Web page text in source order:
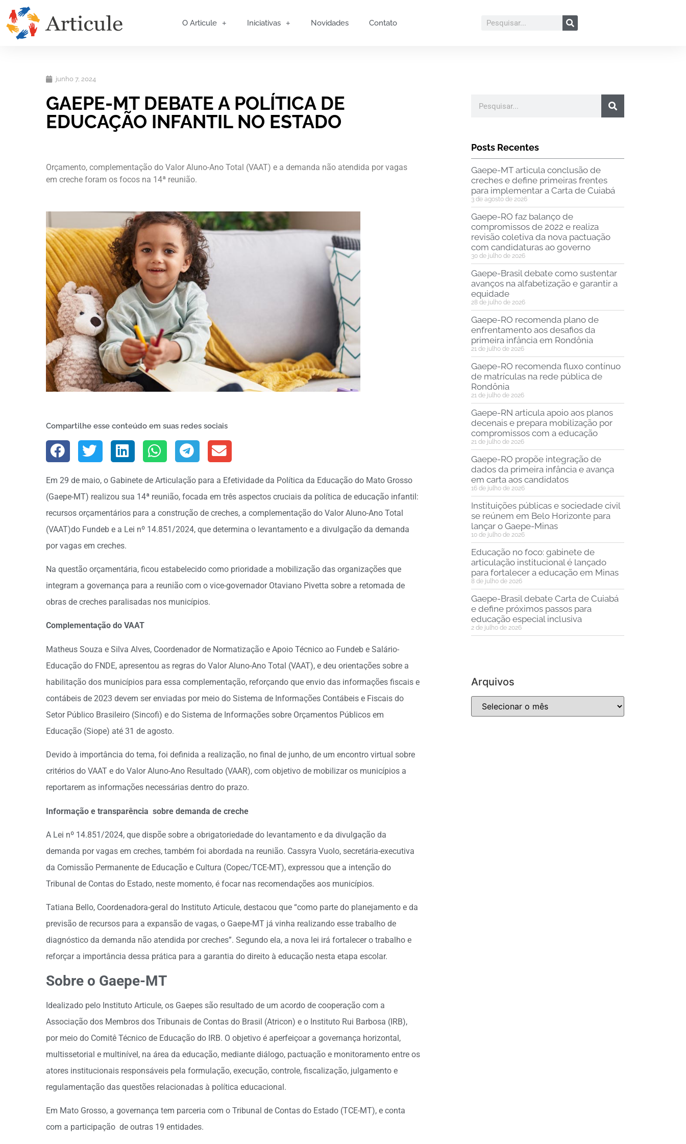
O Articule Iniciativas Novidades Contato
junho 7, 2024
GAEPE-MT DEBATE A POLÍTICA DE
EDUCAÇÃO INFANTIL NO ESTADO
Orçamento, complementação do Valor Aluno-Ano Total (VAAT) e a demanda não atendida por vagas
em creche foram os focos na 14ª reunião.
Compartilhe esse conteúdo em suas redes sociais
Em 29 de maio, o Gabinete de Articulação para a Efetividade da Política da Educação do Mato Grosso
(Gaepe-MT) realizou sua 14ª reunião, focada em três aspectos cruciais da política de educação infantil:
recursos orçamentários para a construção de creches, a complementação do Valor Aluno-Ano Total
(VAAT)do Fundeb e a Lei nº 14.851/2024, que determina o levantamento e a divulgação da demanda
por vagas em creches.
Na questão orçamentária, ficou estabelecido como prioridade a mobilização das organizações que
integram a governança para a reunião com o vice-governador Otaviano Pivetta sobre a retomada de
obras de creches paralisadas nos municípios.
Complementação do VAAT
Matheus Souza e Silva Alves, Coordenador de Normatização e Apoio Técnico ao Fundeb e Salário-
Educação do FNDE, apresentou as regras do Valor Aluno-Ano Total (VAAT), e deu orientações sobre a
habilitação dos municípios para essa complementação, reforçando que envio das informações fiscais e
contábeis de 2023 devem ser enviadas por meio do Sistema de Informações Contábeis e Fiscais do
Setor Público Brasileiro (Sincofi) e do Sistema de Informações sobre Orçamentos Públicos em
Educação (Siope) até 31 de agosto.
Devido à importância do tema, foi definida a realização, no final de junho, de um encontro virtual sobre
critérios do VAAT e do Valor Aluno-Ano Resultado (VAAR), com objetivo de mobilizar os municípios a
reportarem as informações necessárias dentro do prazo.
Informação e transparência sobre demanda de creche
A Lei nº 14.851/2024, que dispõe sobre a obrigatoriedade do levantamento e da divulgação da
demanda por vagas em creches, também foi abordada na reunião. Cassyra Vuolo, secretária-executiva
da Comissão Permanente de Educação e Cultura (Copec/TCE-MT), expressou que a intenção do
Tribunal de Contas do Estado, neste momento, é focar nas recomendações aos municípios.
Tatiana Bello, Coordenadora-geral do Instituto Articule, destacou que “como parte do planejamento e da
previsão de recursos para a expansão de vagas, o Gaepe-MT já vinha realizando esse trabalho de
diagnóstico da demanda não atendida por creches”. Segundo ela, a nova lei irá fortalecer o trabalho e
reforçar a importância dessa prática para a garantia do direito à educação nesta etapa escolar.
Sobre o Gaepe-MT
Idealizado pelo Instituto Articule, os Gaepes são resultado de um acordo de cooperação com a
Associação dos Membros dos Tribunais de Contas do Brasil (Atricon) e o Instituto Rui Barbosa (IRB),
por meio do Comitê Técnico de Educação do IRB. O objetivo é aperfeiçoar a governança horizontal,
multissetorial e multinível, na área da educação, mediante diálogo, pactuação e monitoramento entre os
atores institucionais responsáveis pela formulação, execução, controle, fiscalização, julgamento e
regulamentação das questões relacionadas à política educacional.
Em Mato Grosso, a governança tem parceria com o Tribunal de Contas do Estado (TCE-MT), e conta
com a participação de outras 19 entidades.
Posts Recentes
Gaepe-MT articula conclusão de
creches e define primeiras frentes
para implementar a Carta de Cuiabá
3 de agosto de 2026
Gaepe-RO faz balanço de
compromissos de 2022 e realiza
revisão coletiva da nova pactuação
com candidaturas ao governo
30 de julho de 2026
Gaepe-Brasil debate como sustentar
avanços na alfabetização e garantir a
equidade
28 de julho de 2026
Gaepe-RO recomenda plano de
enfrentamento aos desafios da
primeira infância em Rondônia
21 de julho de 2026
Gaepe-RO recomenda fluxo contínuo
de matrículas na rede pública de
Rondônia
21 de julho de 2026
Gaepe-RN articula apoio aos planos
decenais e prepara mobilização por
compromissos com a educação
21 de julho de 2026
Gaepe-RO propõe integração de
dados da primeira infância e avança
em carta aos candidatos
16 de julho de 2026
Instituições públicas e sociedade civil
se reúnem em Belo Horizonte para
lançar o Gaepe-Minas
10 de julho de 2026
Educação no foco: gabinete de
articulação institucional é lançado
para fortalecer a educação em Minas
8 de julho de 2026
Gaepe-Brasil debate Carta de Cuiabá
e define próximos passos para
educação especial inclusiva
2 de julho de 2026
Arquivos